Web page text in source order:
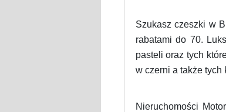
Szukasz czeszki w
rabatami do 70.
pasteli oraz tych
w czerni a także tych
Nieruchomości